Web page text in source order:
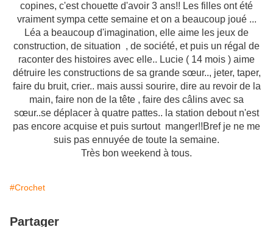
copines, c'est chouette d'avoir 3 ans!! Les filles ont été
vraiment sympa cette semaine et on a beaucoup joué ...
Léa a beaucoup d'imagination, elle aime les jeux de
construction, de situation , de société, et puis un régal de
raconter des histoires avec elle.. Lucie ( 14 mois ) aime
détruire les constructions de sa grande sœur.., jeter, taper,
faire du bruit, crier.. mais aussi sourire, dire au revoir de la
main, faire non de la tête , faire des câlins avec sa
sœur..se déplacer à quatre pattes.. la station debout n'est
pas encore acquise et puis surtout manger!!Bref je ne me
suis pas ennuyée de toute la semaine.
Très bon weekend à tous.
#Crochet
Partager